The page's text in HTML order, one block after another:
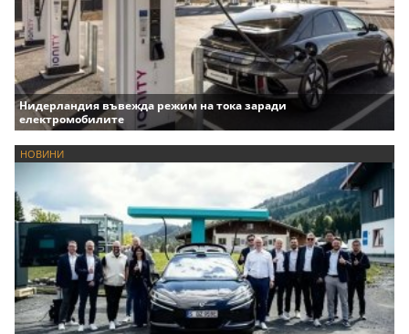
Нидерландия въвежда режим на тока заради
електромобилите
НОВИНИ